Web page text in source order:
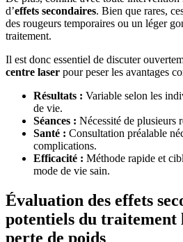
d’effets secondaires. Bien que rares,
des rougeurs temporaires ou un léger
traitement.
Il est donc essentiel de discuter
centre laser pour peser les avantages
Résultats : Variable selon les
de vie.
Séances : Nécessité de plusieurs
Santé : Consultation préalable
complications.
Efficacité : Méthode rapide et
mode de vie sain.
Évaluation des effets
potentiels du traitement
perte de poids